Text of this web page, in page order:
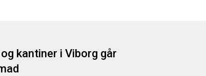
kantiner i Viborg går